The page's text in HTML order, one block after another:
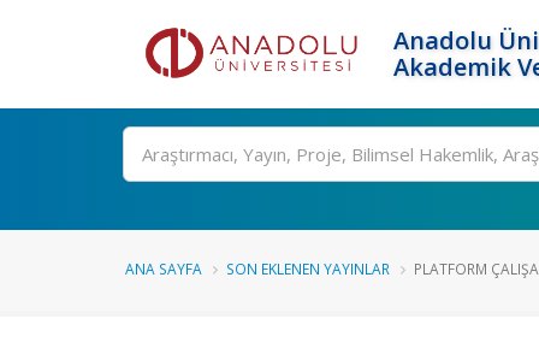
Anadolu
Akademik
Ara
ANA SAYFA SON EKLENEN YAYINLAR PLATFORM